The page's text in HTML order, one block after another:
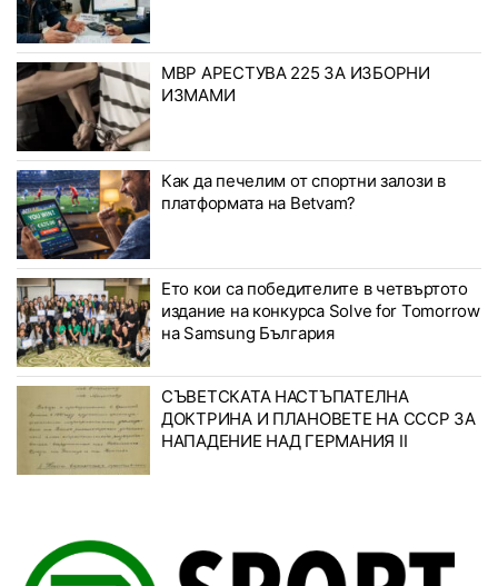
МВР АРЕСТУВА 225 ЗА ИЗБОРНИ
ИЗМАМИ
Как да печелим от спортни залози в
платформата на Betvam?
Ето кои са победителите в четвъртото
издание на конкурса Solve for Tomorrow
на Samsung България
СЪВЕТСКАТА НАСТЪПАТЕЛНА
ДОКТРИНА И ПЛАНОВЕТЕ НА СССР ЗА
НАПАДЕНИЕ НАД ГЕРМАНИЯ II